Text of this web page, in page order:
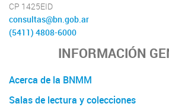
CP 1425EID
consultas@bn.gob.ar
(5411) 4808-6000
INFORMACIÓN
Acerca de la BNMM
Salas de lectura y colecciones